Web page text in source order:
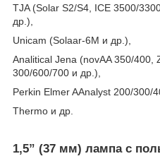
TJA (Solar S2/S4, ICE 3500/
др.),
Unicam (Solaar-6М и др.),
Analitical Jena (novAA 350/400,
300/600/700 и др.),
Perkin Elmer AAnalyst 200/300/
Thermo и др.
1,5” (37 мм) лампа с